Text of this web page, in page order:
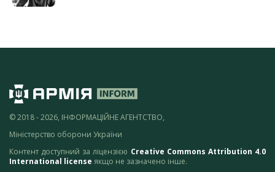
© 2018 - 2026, ІНФОРМАЦІЙНЕ АГЕНТСТВО,
Міністерство оборони України
Контент доступний за ліцензією Creative Commons Attribution 4.0
International license якщо не зазначено інше.